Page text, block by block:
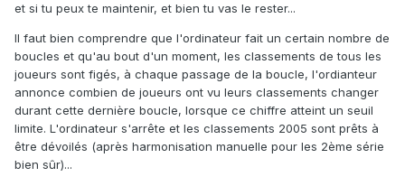
et si tu peux te maintenir, et bien tu vas le rester...
Il faut bien comprendre que l'ordinateur fait un certain nombre de
boucles et qu'au bout d'un moment, les classements de tous les
joueurs sont figés, à chaque passage de la boucle, l'ordianteur
annonce combien de joueurs ont vu leurs classements changer
durant cette dernière boucle, lorsque ce chiffre atteint un seuil
limite. L'ordinateur s'arrête et les classements 2005 sont prêts à
être dévoilés (après harmonisation manuelle pour les 2ème série
bien sûr)...